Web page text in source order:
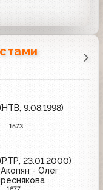
9.08.1998)
1573
23.01.2000)
- Олег